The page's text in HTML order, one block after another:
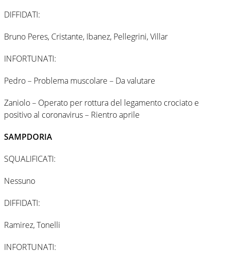
DIFFIDATI:
Bruno Peres, Cristante, Ibanez, Pellegrini, Villar
INFORTUNATI:
Pedro – Problema muscolare – Da valutare
Zaniolo – Operato per rottura del legamento crociato e
positivo al coronavirus – Rientro aprile
SAMPDORIA
SQUALIFICATI:
Nessuno
DIFFIDATI:
Ramirez, Tonelli
INFORTUNATI: